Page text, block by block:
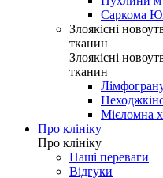
Саркома
Злоякісні
тканин
Злоякісні
тканин
Мієломна
Про клініку
Про клініку
Наші переваги
Відгуки